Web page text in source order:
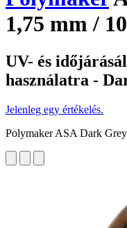
1,75 mm /
UV- és
használatra -
Jelenleg egy értékelés.
Polymaker ASA Dark Grey